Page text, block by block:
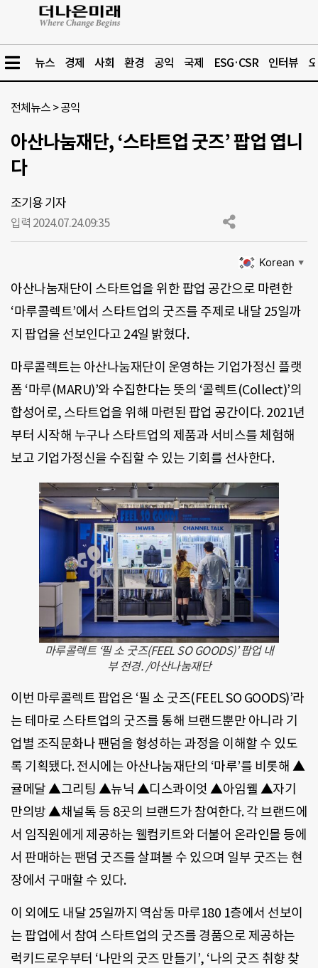
뉴스 경제 사회 환경 공익 국제 ESG·CSR 인터뷰
전체뉴스 >공익
아산나눔재단, ‘스타트업 굿즈’ 팝업 엽니
다
조기용 기자
입력 2024.07.24.09:35
Korean ▼
아산나눔재단이 스타트업을 위한 팝업 공간으로 마련한
‘마루콜렉트’에서 스타트업의 굿즈를 주제로 내달 25일까
지 팝업을 선보인다고 24일 밝혔다.
마루콜렉트는 아산나눔재단이 운영하는 기업가정신 플랫
폼 ‘마루(MARU)’와 수집한다는 뜻의 ‘콜렉트(Collect)’의
합성어로, 스타트업을 위해 마련된 팝업 공간이다. 2021년
부터 시작해 누구나 스타트업의 제품과 서비스를 체험해
보고 기업가정신을 수집할 수 있는 기회를 선사한다.
마루콜렉트 ‘필 소 굿즈(FEEL SO GOODS)’ 팝업 내
부 전경. /아산나눔재단
이번 마루콜렉트 팝업은 ‘필 소 굿즈(FEEL SO GOODS)’라
는 테마로 스타트업의 굿즈를 통해 브랜드뿐만 아니라 기
업별 조직문화나 팬덤을 형성하는 과정을 이해할 수 있도
록 기획됐다. 전시에는 아산나눔재단의 ‘마루’를 비롯해 ▲
귤메달 ▲그리팅 ▲뉴닉 ▲디스콰이엇 ▲아임웰 ▲자기
만의방 ▲채널톡 등 8곳의 브랜드가 참여한다. 각 브랜드에
서 임직원에게 제공하는 웰컴키트와 더불어 온라인몰 등에
서 판매하는 팬덤 굿즈를 살펴볼 수 있으며 일부 굿즈는 현
장에서 구매할 수 있다.
이 외에도 내달 25일까지 역삼동 마루180 1층에서 선보이
는 팝업에서 참여 스타트업의 굿즈를 경품으로 제공하는
럭키드로우부터 ‘나만의 굿즈 만들기’, ‘나의 굿즈 취향 찾